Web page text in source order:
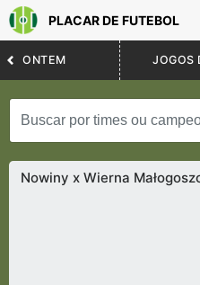
PLACAR DE FUTEBOL
ONTEM JOGOS
Nowiny x Wierna